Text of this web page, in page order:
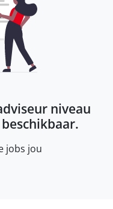
niveau
jobs jou